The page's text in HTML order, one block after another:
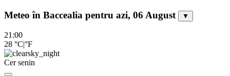
Meteo în Baccealia pentru azi, 06 August ▼
21:00
28 °C|°F
Cer senin